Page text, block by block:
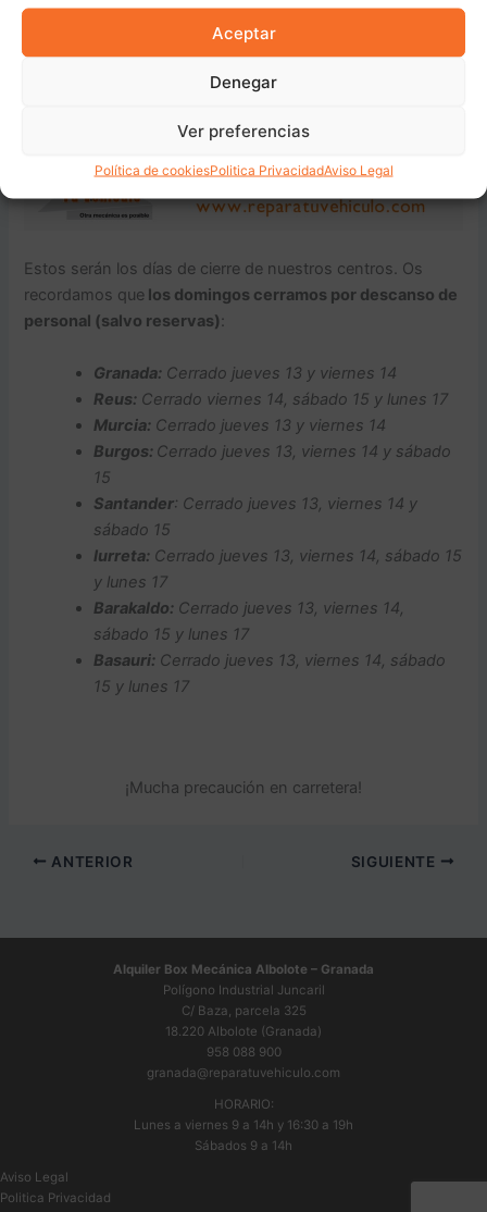
Aceptar
Denegar
Ver preferencias
Política de cookiesPolitica PrivacidadAviso Legal
Estos serán los días de cierre de nuestros centros. Os
recordamos que los domingos cerramos por descanso de
personal (salvo reservas):
Granada: Cerrado jueves 13 y viernes 14
Reus: Cerrado viernes 14, sábado 15 y lunes 17
Murcia: Cerrado jueves 13 y viernes 14
Burgos: Cerrado jueves 13, viernes 14 y sábado
15
Santander: Cerrado jueves 13, viernes 14 y
sábado 15
Iurreta: Cerrado jueves 13, viernes 14, sábado 15
y lunes 17
Barakaldo: Cerrado jueves 13, viernes 14,
sábado 15 y lunes 17
Basauri: Cerrado jueves 13, viernes 14, sábado
15 y lunes 17
¡Mucha precaución en carretera!
ANTERIOR SIGUIENTE
Alquiler Box Mecánica Albolote – Granada
Polígono Industrial Juncaril
C/ Baza, parcela 325
18.220 Albolote (Granada)
958 088 900
granada@reparatuvehiculo.com
HORARIO:
Lunes a viernes 9 a 14h y 16:30 a 19h
Sábados 9 a 14h
Aviso Legal
Politica Privacidad